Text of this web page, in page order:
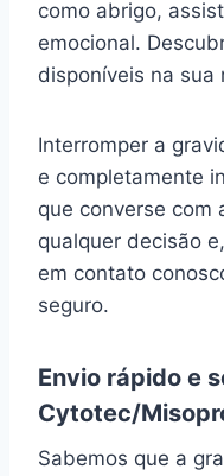
como abrigo,
emocional.
disponíveis na sua
Interromper a
e completamente
que converse com
qualquer decisão
em contato
seguro.
Envio rápido e
Cytotec/
Sabemos que a